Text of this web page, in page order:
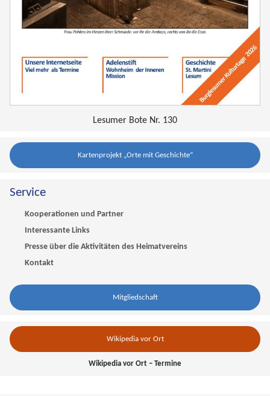
Lesumer Bote Nr. 130
Kartenprojekt „Orte mit Geschichte“
Service
Kooperationen und Partner
Interessante Links
Presse über die Aktivitäten des Heimatvereins
Kontakt
Mitgliedschaft
Wikipedia vor Ort
Wikipedia vor Ort – Termine